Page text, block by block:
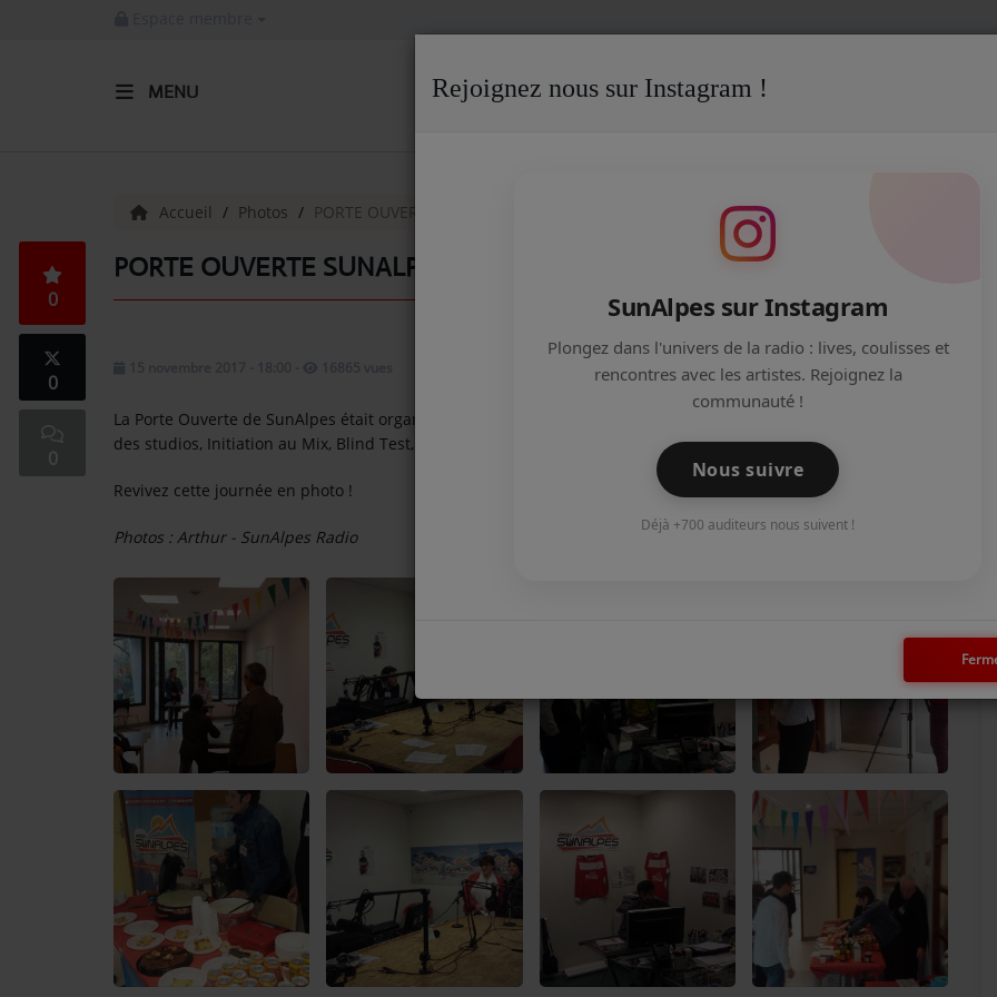
MENU
ACTUALITÉS DE LA RADIO
EMISSIONS
EQUIPE
ARTISTES
TITRES DIFFUSÉS
NOS PARTENAIRES
COMMENT NOUS ÉCOUTER ?
PODCASTS
JEUX CONCOURS
LE T'CHAT DES AUDITEURS
Accueil Photos PORTE OUVERTE SUNALPES RADIO - 4 NOVEMBRE 2017
PORTE OUVERTE SUNALPES RADIO - 4 NOVEMBRE 2017
0
0
0
La Porte Ouverte de SunAlpes était organisée le Samedi 4 Novembre 2017. Au programme : Animations, visite
des studios, Initiation au Mix, Blind Test, Rencontre avec l'équipe... dans la bonne humeur !
Revivez cette journée en photo !
Photos : Arthur - SunAlpes Radio
Rejoignez nous sur Instagram !
SunAlpes sur Instagram
Plongez dans l'univers de la radio : lives, coulisses et
rencontres avec les artistes. Rejoignez la
communauté !
Nous suivre
Déjà +700 auditeurs nous suivent !